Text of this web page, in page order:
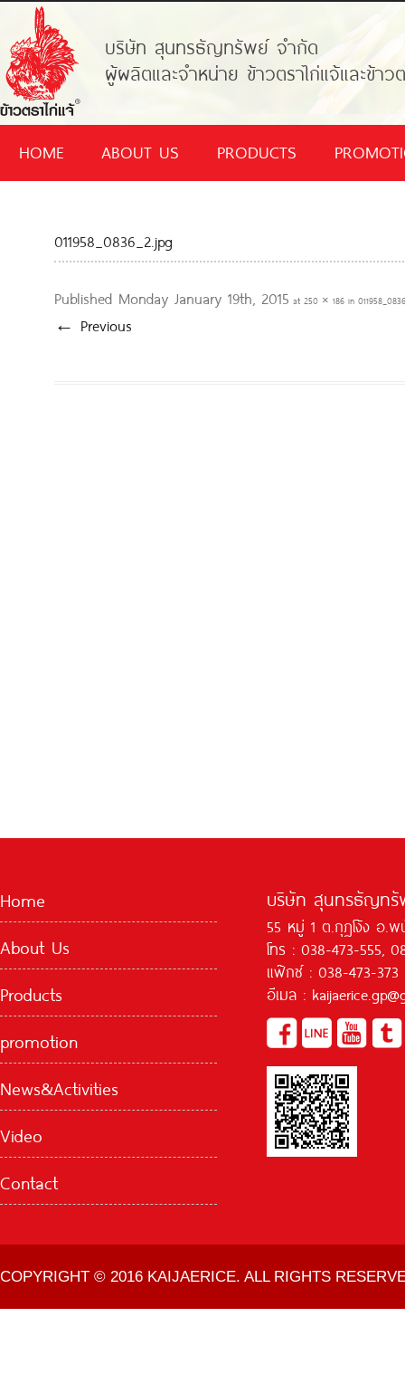
บริษัท สุนทรธัญทรัพย์ จำกัด
ผู้ผลิตและจำหน่าย ข้าวตราไก่แจ้และข้าวต
HOME ABOUT US PRODUCTS
011958_0836_2.jpg
Published Monday January 19th, 2015 at 250 × 186 in
← Previous
Home
About Us
Products
promotion
News&Activities
Video
Contact
บริษัท สุนทรธัญทรั
55 หมู่ 1 ต.กุฏโง้ง อ.
โทร : 038-473-555,
แฟ๊กซ์ : 038-473-373
อีเมล :
COPYRIGHT © 2016 KAIJAERICE. ALL RIGHTS